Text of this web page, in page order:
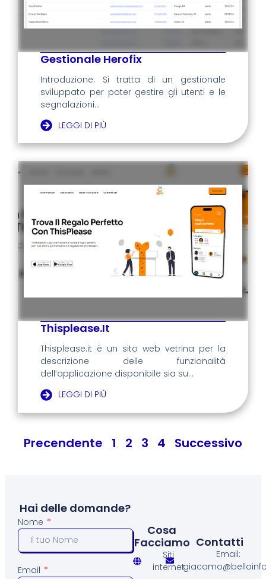
Gestionale Herofix
Introduzione: Si tratta di un gestionale
sviluppato per poter gestire gli utenti e le
segnalazioni...
LEGGI DI PIÙ
Thisplease.it
Thisplease.it è un sito web vetrina per la
descrizione delle funzionalità
dell’applicazione disponibile sia su...
LEGGI DI PIÙ
Precendente 1 2 3 4 Successivo
Hai delle domande?
Nome
Email
Cosa
Facciamo
Siti
internet
Contatti
Email: